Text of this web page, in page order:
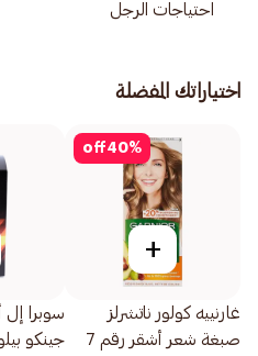
احتياجات الرجل
اختياراتك المفضلة
40%
off
+
غارنييه كولور ناتشرلز
صبغة شعر أشقر رقم 7
سوبرا إل
جينكو بيلوبا